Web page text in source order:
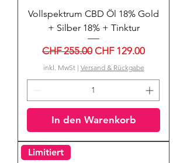
Vollspektrum CBD Öl 18% Gold
+ Silber 18% + Tinktur
Standardpreis
CHF 255.00 Sale-Preis
CHF 129.00
inkl. MwSt| Versand & Rückgabe
In den Warenkorb
Limitiert